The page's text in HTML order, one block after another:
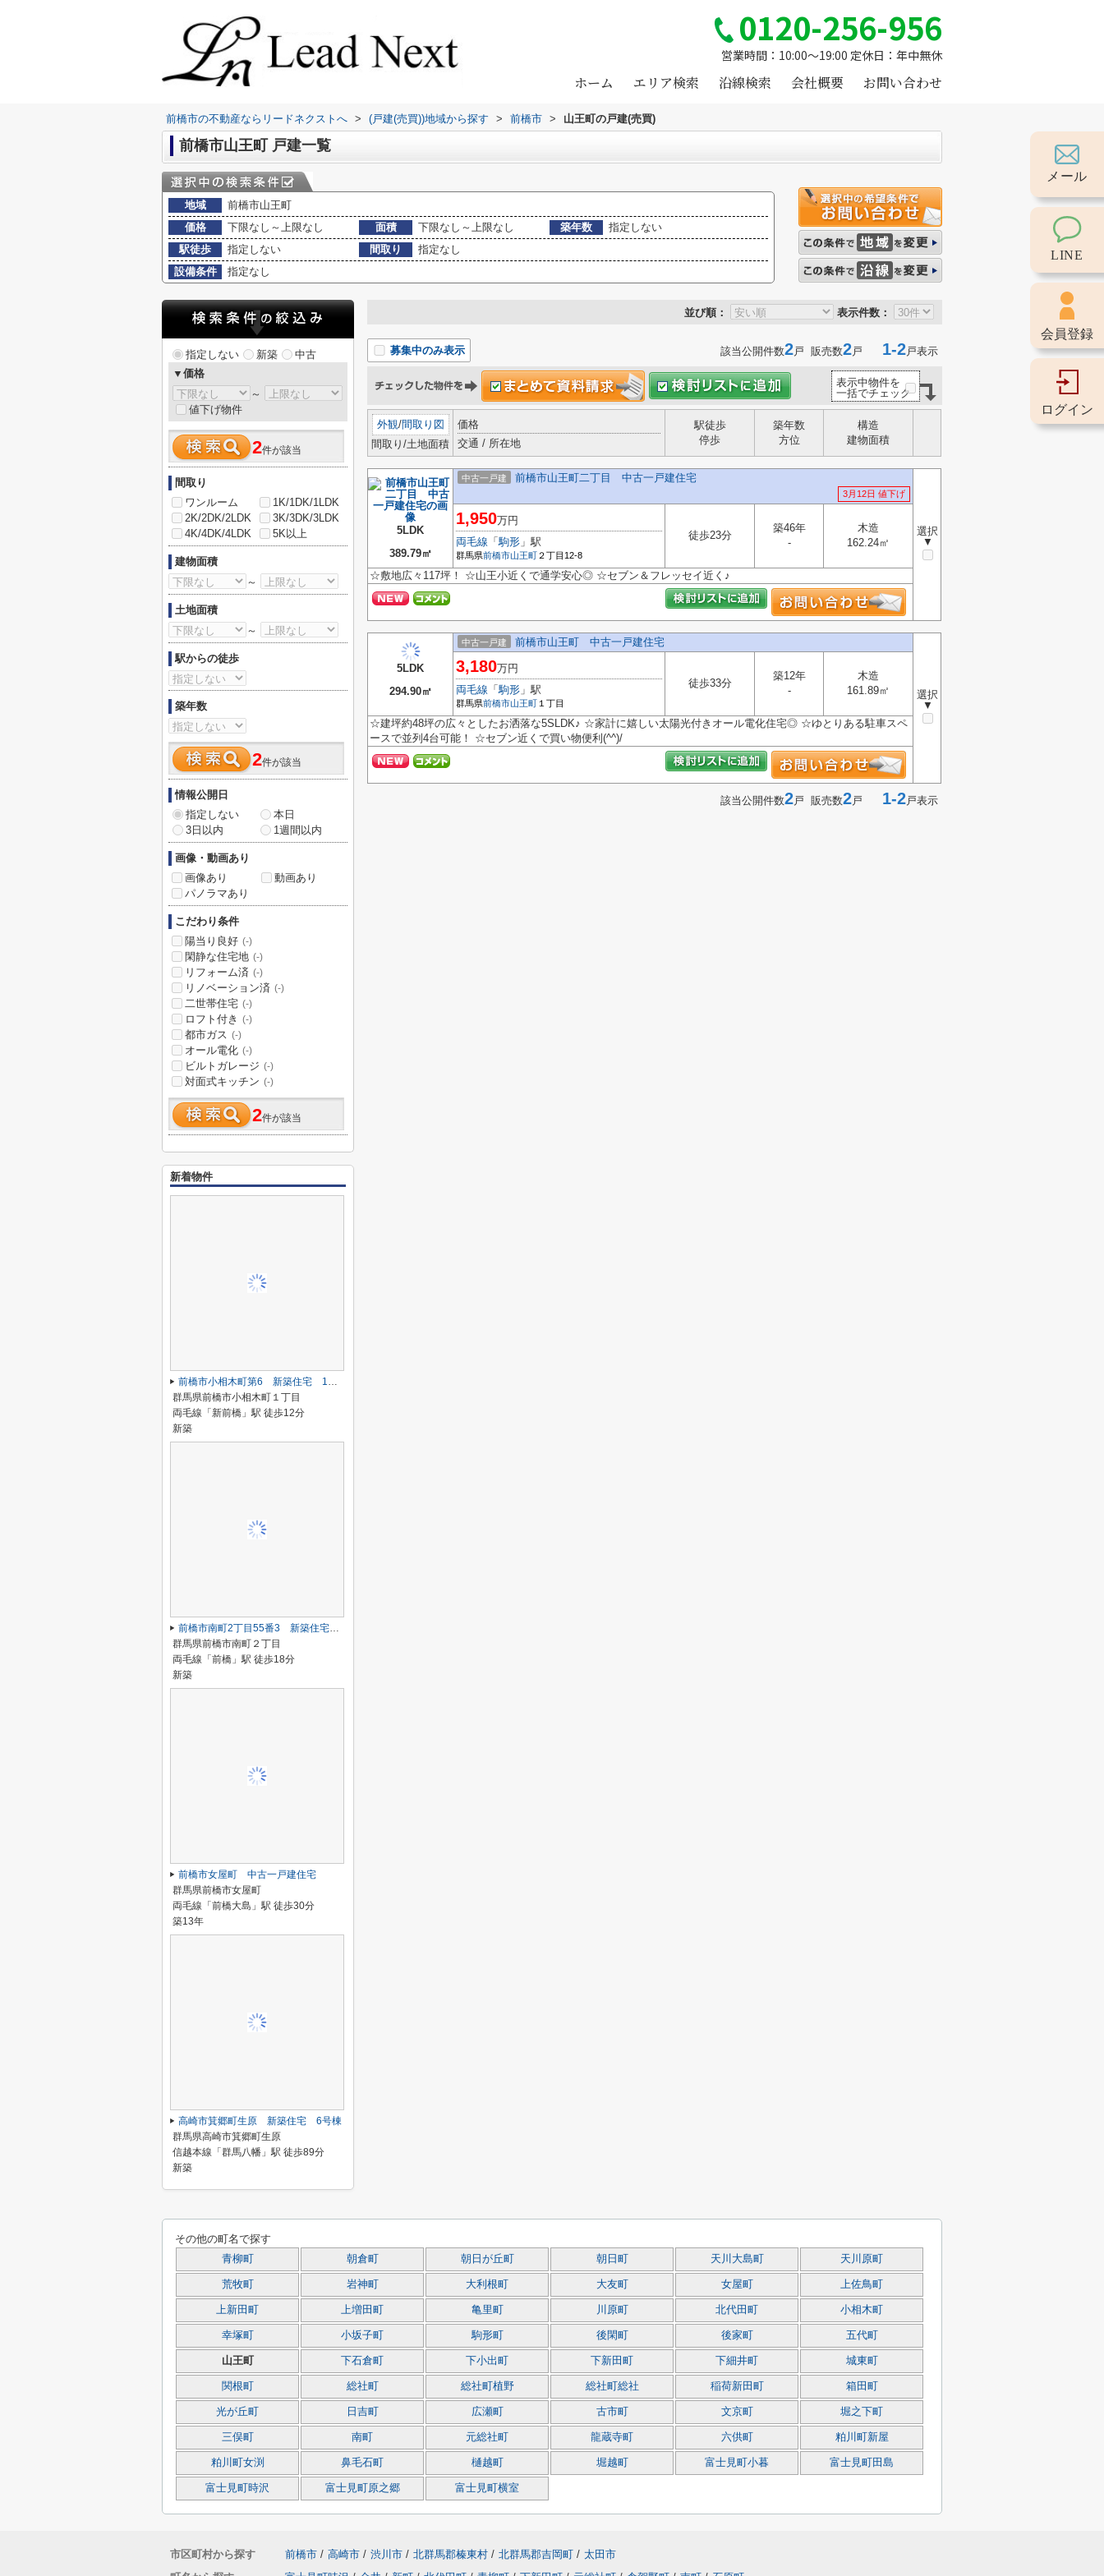
0120-256-956
営業時間：10:00～19:00 定休日：年中無休
ホーム エリア検索 沿線検索 会社概要 お問い合わせ
前橋市の不動産ならリードネクストへ > (戸建(売買))地域から探す > 前橋市 > 山王町の戸建(売買)
前橋市山王町 戸建一覧
地域
前橋市山王町
価格
下限なし～上限なし 面積 下限なし～上限なし 築年数
指定しない
駅徒歩
指定しない 間取り
指定なし
設備条件
指定なし
並び順： 表示件数：
募集中のみ表示 該当公開件数2戸 販売数2戸 1-2戸表示
表示中物件を
一括でチェック
外観/間取り図
間取り/土地面積
価格
交通 / 所在地
駅徒歩
停歩
築年数
方位
構造
建物面積
5LDK
389.79㎡
中古一戸建 前橋市山王町二丁目 中古一戸建住宅
3月12日 値下げ
選択
▼
1,950万円
両毛線 「駒形 」駅
群馬県前橋市山王町 ２丁目12-8
徒歩23分
築46年
-
木造
162.24㎡
☆敷地広々117坪！ ☆山王小近くで通学安心◎ ☆セブン＆フレッセイ近く♪
5LDK
294.90㎡
中古一戸建 前橋市山王町 中古一戸建住宅
選択
▼
3,180万円
両毛線 「駒形 」駅
群馬県前橋市山王町 １丁目
徒歩33分
築12年
-
木造
161.89㎡
☆建坪約48坪の広々としたお洒落な5SLDK♪ ☆家計に嬉しい太陽光付きオール電化住宅◎ ☆ゆとりある駐車スペ
ースで並列4台可能！ ☆セブン近くで買い物便利(^^)/
該当公開件数2戸 販売数2戸 1-2戸表示
指定しない 新築
中古
▼価格
～
値下げ物件
2件が該当
間取り
ワンルーム
1K/1DK/1LDK
2K/2DK/2LDK
3K/3DK/3LDK
4K/4DK/4LDK
5K以上
建物面積
～
土地面積
～
駅からの徒歩
築年数
2件が該当
情報公開日
指定しない
本日
3日以内
1週間以内
画像・動画あり
画像あり
動画あり
パノラマあり
こだわり条件
陽当り良好 (-)
閑静な住宅地 (-)
リフォーム済 (-)
リノベーション済 (-)
二世帯住宅 (-)
ロフト付き (-)
都市ガス (-)
オール電化 (-)
ビルトガレージ (-)
対面式キッチン (-)
2件が該当
新着物件
前橋市小相木町第6 新築住宅 1号棟
群馬県前橋市小相木町１丁目
両毛線「新前橋」駅 徒歩12分
新築
前橋市南町2丁目55番3 新築住宅 A号棟
群馬県前橋市南町２丁目
両毛線「前橋」駅 徒歩18分
新築
前橋市女屋町 中古一戸建住宅
群馬県前橋市女屋町
両毛線「前橋大島」駅 徒歩30分
築13年
高崎市箕郷町生原 新築住宅 6号棟
群馬県高崎市箕郷町生原
信越本線「群馬八幡」駅 徒歩89分
新築
その他の町名で探す
青柳町 朝倉町 朝日が丘町 朝日町 天川大島町 天川原町
荒牧町 岩神町 大利根町 大友町 女屋町 上佐鳥町
上新田町 上増田町 亀里町 川原町 北代田町 小相木町
幸塚町 小坂子町 駒形町 後閑町 後家町 五代町
山王町 下石倉町 下小出町 下新田町 下細井町 城東町
関根町 総社町 総社町植野 総社町総社 稲荷新田町 箱田町
光が丘町 日吉町 広瀬町 古市町 文京町 堀之下町
三俣町 南町 元総社町 龍蔵寺町 六供町 粕川町新屋
粕川町女渕 鼻毛石町 樋越町 堀越町 富士見町小暮 富士見町田島
富士見町時沢 富士見町原之郷 富士見町横室
市区町村から探す 前橋市 / 高崎市 / 渋川市 / 北群馬郡榛東村 / 北群馬郡吉岡町 / 太田市
メール
LINE
会員登録
ログイン